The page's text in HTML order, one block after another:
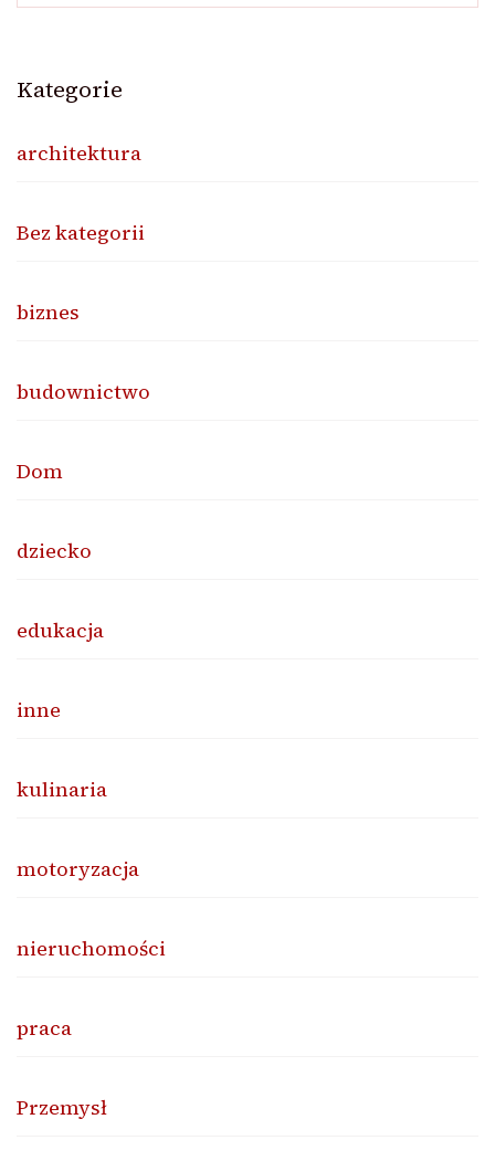
Kategorie
architektura
Bez kategorii
biznes
budownictwo
Dom
dziecko
edukacja
inne
kulinaria
motoryzacja
nieruchomości
praca
Przemysł